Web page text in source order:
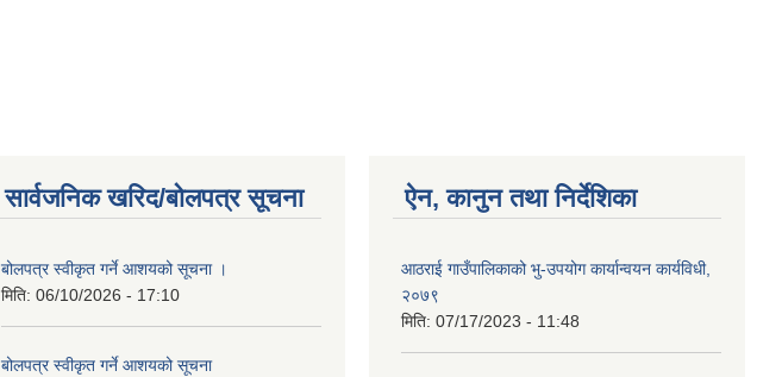
सार्वजनिक खरिद/बोलपत्र सूचना
बोलपत्र स्वीकृत गर्ने आशयको सूचना ।
मिति: 06/10/2026 - 17:10
बोलपत्र स्वीकृत गर्ने आशयको सूचना
ऐन, कानुन तथा निर्देशिका
आठराई गाउँपालिकाको भु-उपयोग कार्यान्वयन कार्यविधी,
२०७९
मिति: 07/17/2023 - 11:48